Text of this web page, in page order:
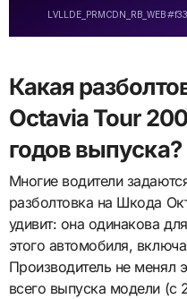
Какая
Octavia Tour
годов выпуска?
Многие водители
разболтовка на Шкода
удивит: она одинакова
этого автомобиля,
Производитель не менял
всего выпуска модели (с